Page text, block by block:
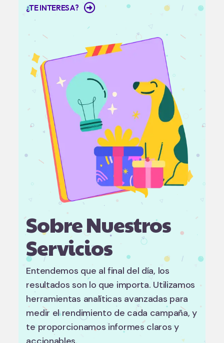
¿TE INTERESA?
Sobre Nuestros
Servicios
Entendemos que al final del día, los
resultados son lo que importa. Utilizamos
herramientas analíticas avanzadas para
medir el rendimiento de cada campaña, y
te proporcionamos informes claros y